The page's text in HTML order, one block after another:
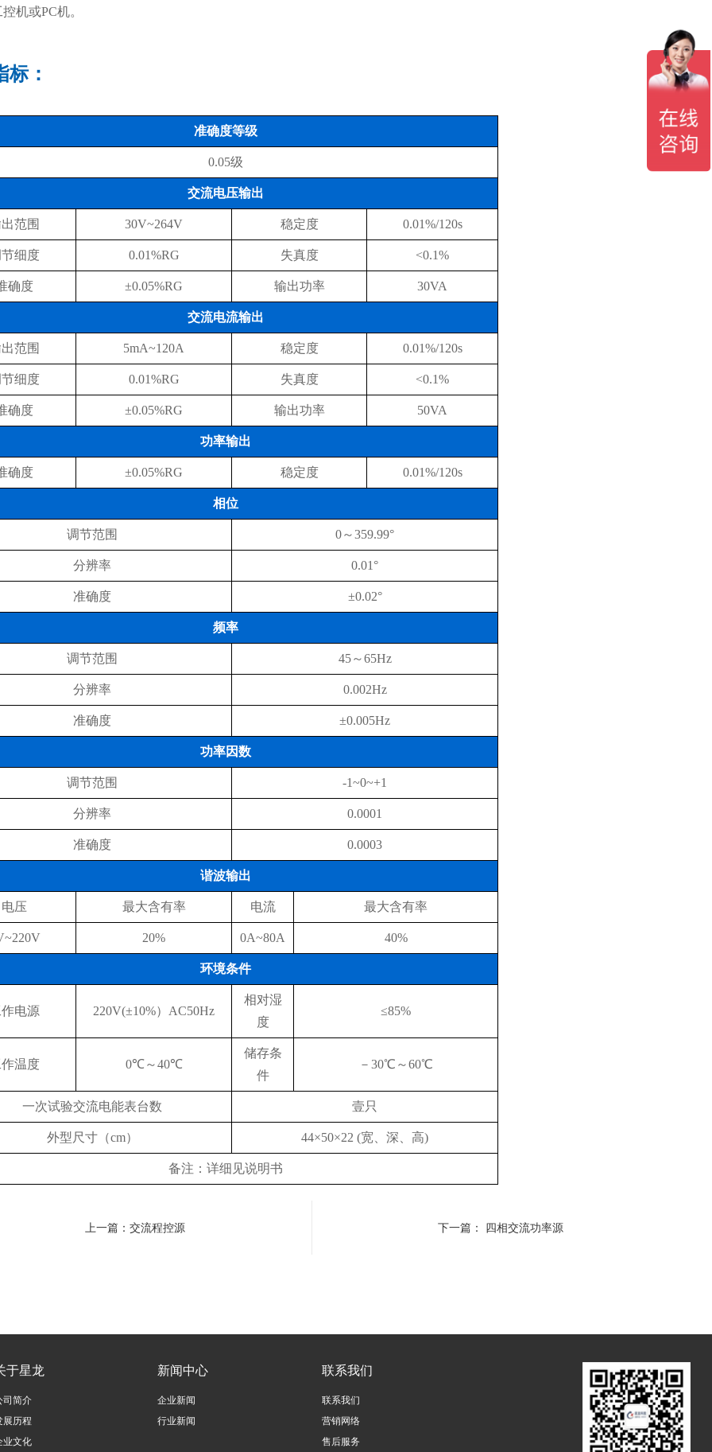
控机或PC机。
标：
准确度等级
0.05级
交流电压输出
范围 30V~264V 稳定度 0.01%/120s
细度 0.01%RG 失真度 <0.1%
确度 ±0.05%RG 输出功率 30VA
交流电流输出
范围 5mA~120A 稳定度 0.01%/120s
细度 0.01%RG 失真度 <0.1%
确度 ±0.05%RG 输出功率 50VA
功率输出
确度 ±0.05%RG 稳定度 0.01%/120s
相位
调节范围 0～359.99°
分辨率 0.01°
准确度 ±0.02°
频率
调节范围 45～65Hz
分辨率 0.002Hz
准确度 ±0.005Hz
功率因数
调节范围 -1~0~+1
分辨率 0.0001
准确度 0.0003
谐波输出
电压 最大含有率 电流 最大含有率
20% 0A~80A 40%
环境条件
电源 220V(±10%）AC50Hz
相对湿
度
≤85%
温度 0℃～40℃
储存条
件
－30℃～60℃
一次试验交流电能表台数 壹只
外型尺寸（cm） 44×50×22 (宽、深、高)
备注：详细见说明书
上一篇：交流程控源 下一篇： 四相交流功率源
于星龙
司简介
展历程
业文化
新闻中心
企业新闻
行业新闻
联系我们
联系我们
营销网络
售后服务